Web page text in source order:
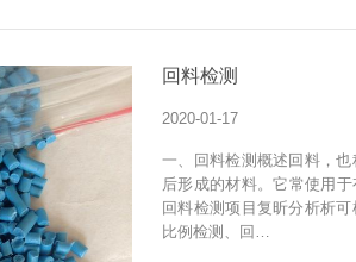
回料检测
2020-01-17
一、回料检测概述回料，
后形成的材料。它常使用
回料检测项目复昕分析析
比例检测、回…